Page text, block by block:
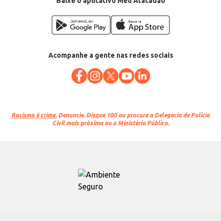
Acompanhe a gente nas redes sociais
Racismo é crime. Denuncie. Disque 100 ou procure a Delegacia de Polícia
Civil mais próxima ou o Ministério Público.